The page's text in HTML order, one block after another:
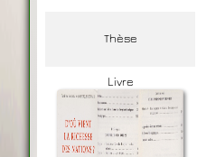
Thèse
Livre